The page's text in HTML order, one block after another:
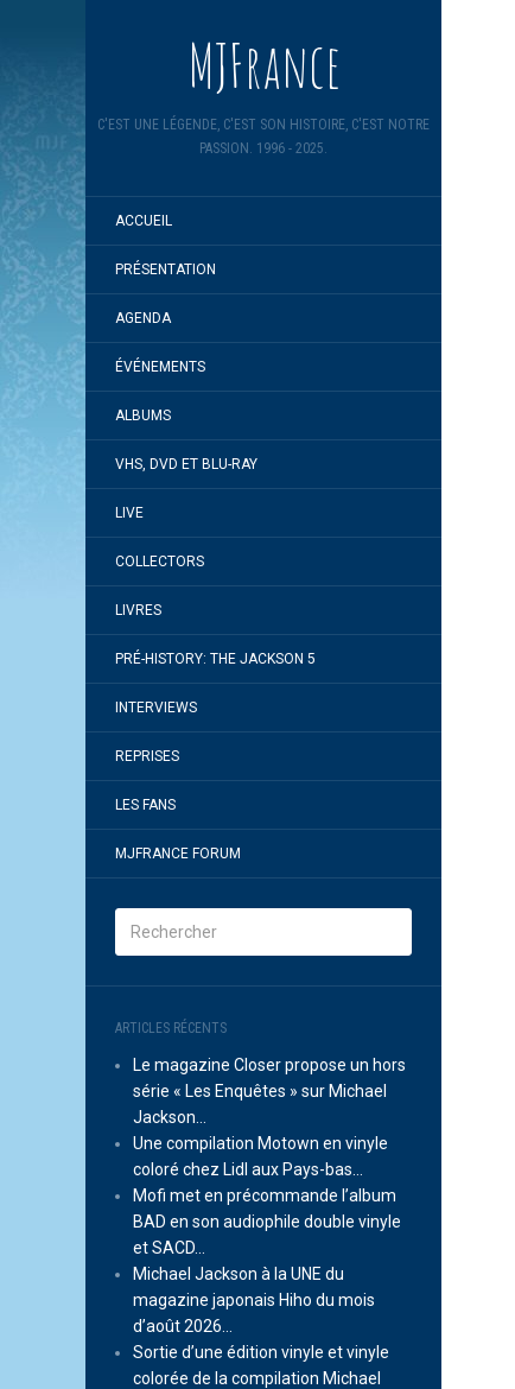
MJFrance
C'EST UNE LÉGENDE, C'EST SON HISTOIRE, C'EST NOTRE
PASSION. 1996 - 2025.
ACCUEIL
PRÉSENTATION
AGENDA
ÉVÉNEMENTS
ALBUMS
VHS, DVD ET BLU-RAY
LIVE
COLLECTORS
LIVRES
PRÉ-HISTORY: THE JACKSON 5
INTERVIEWS
REPRISES
LES FANS
MJFRANCE FORUM
ARTICLES RÉCENTS
Le magazine Closer propose un hors
série « Les Enquêtes » sur Michael
Jackson…
Une compilation Motown en vinyle
coloré chez Lidl aux Pays-bas…
Mofi met en précommande l’album
BAD en son audiophile double vinyle
et SACD…
Michael Jackson à la UNE du
magazine japonais Hiho du mois
d’août 2026…
Sortie d’une édition vinyle et vinyle
colorée de la compilation Michael